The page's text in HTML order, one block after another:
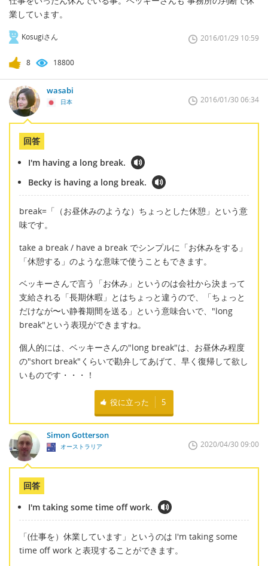
業しています。
Kosugiさん 2016/01/29 10:59
8 18800
wasabi
日本 2016/01/30 06:34
回答
I'm having a long break.
Becky is having a long break.
break=「（お昼休みのような）ちょっとした休憩」という意
味です。
take a break / have a break でシンプルに「お休みをする」
「休憩する」のような意味で使うこともできます。
ベッキーさんで言う「お休み」というのは会社から決まって
支給される「長期休暇」とはちょっと違うので、「ちょっと
だけなが〜い静養期間を送る」という意味合いで、"long
break"という表現ができますね。
個人的には、ベッキーさんの"long break"は、お昼休み程度
の"short break"くらいで勘弁してあげて、早く復帰して欲し
いものです・・・！
役に立った 5
Simon Gotterson
オーストラリア 2020/04/30 09:00
回答
I'm taking some time off work.
「(仕事を）休業しています」というのは I'm taking some
time off work と表現することができます。